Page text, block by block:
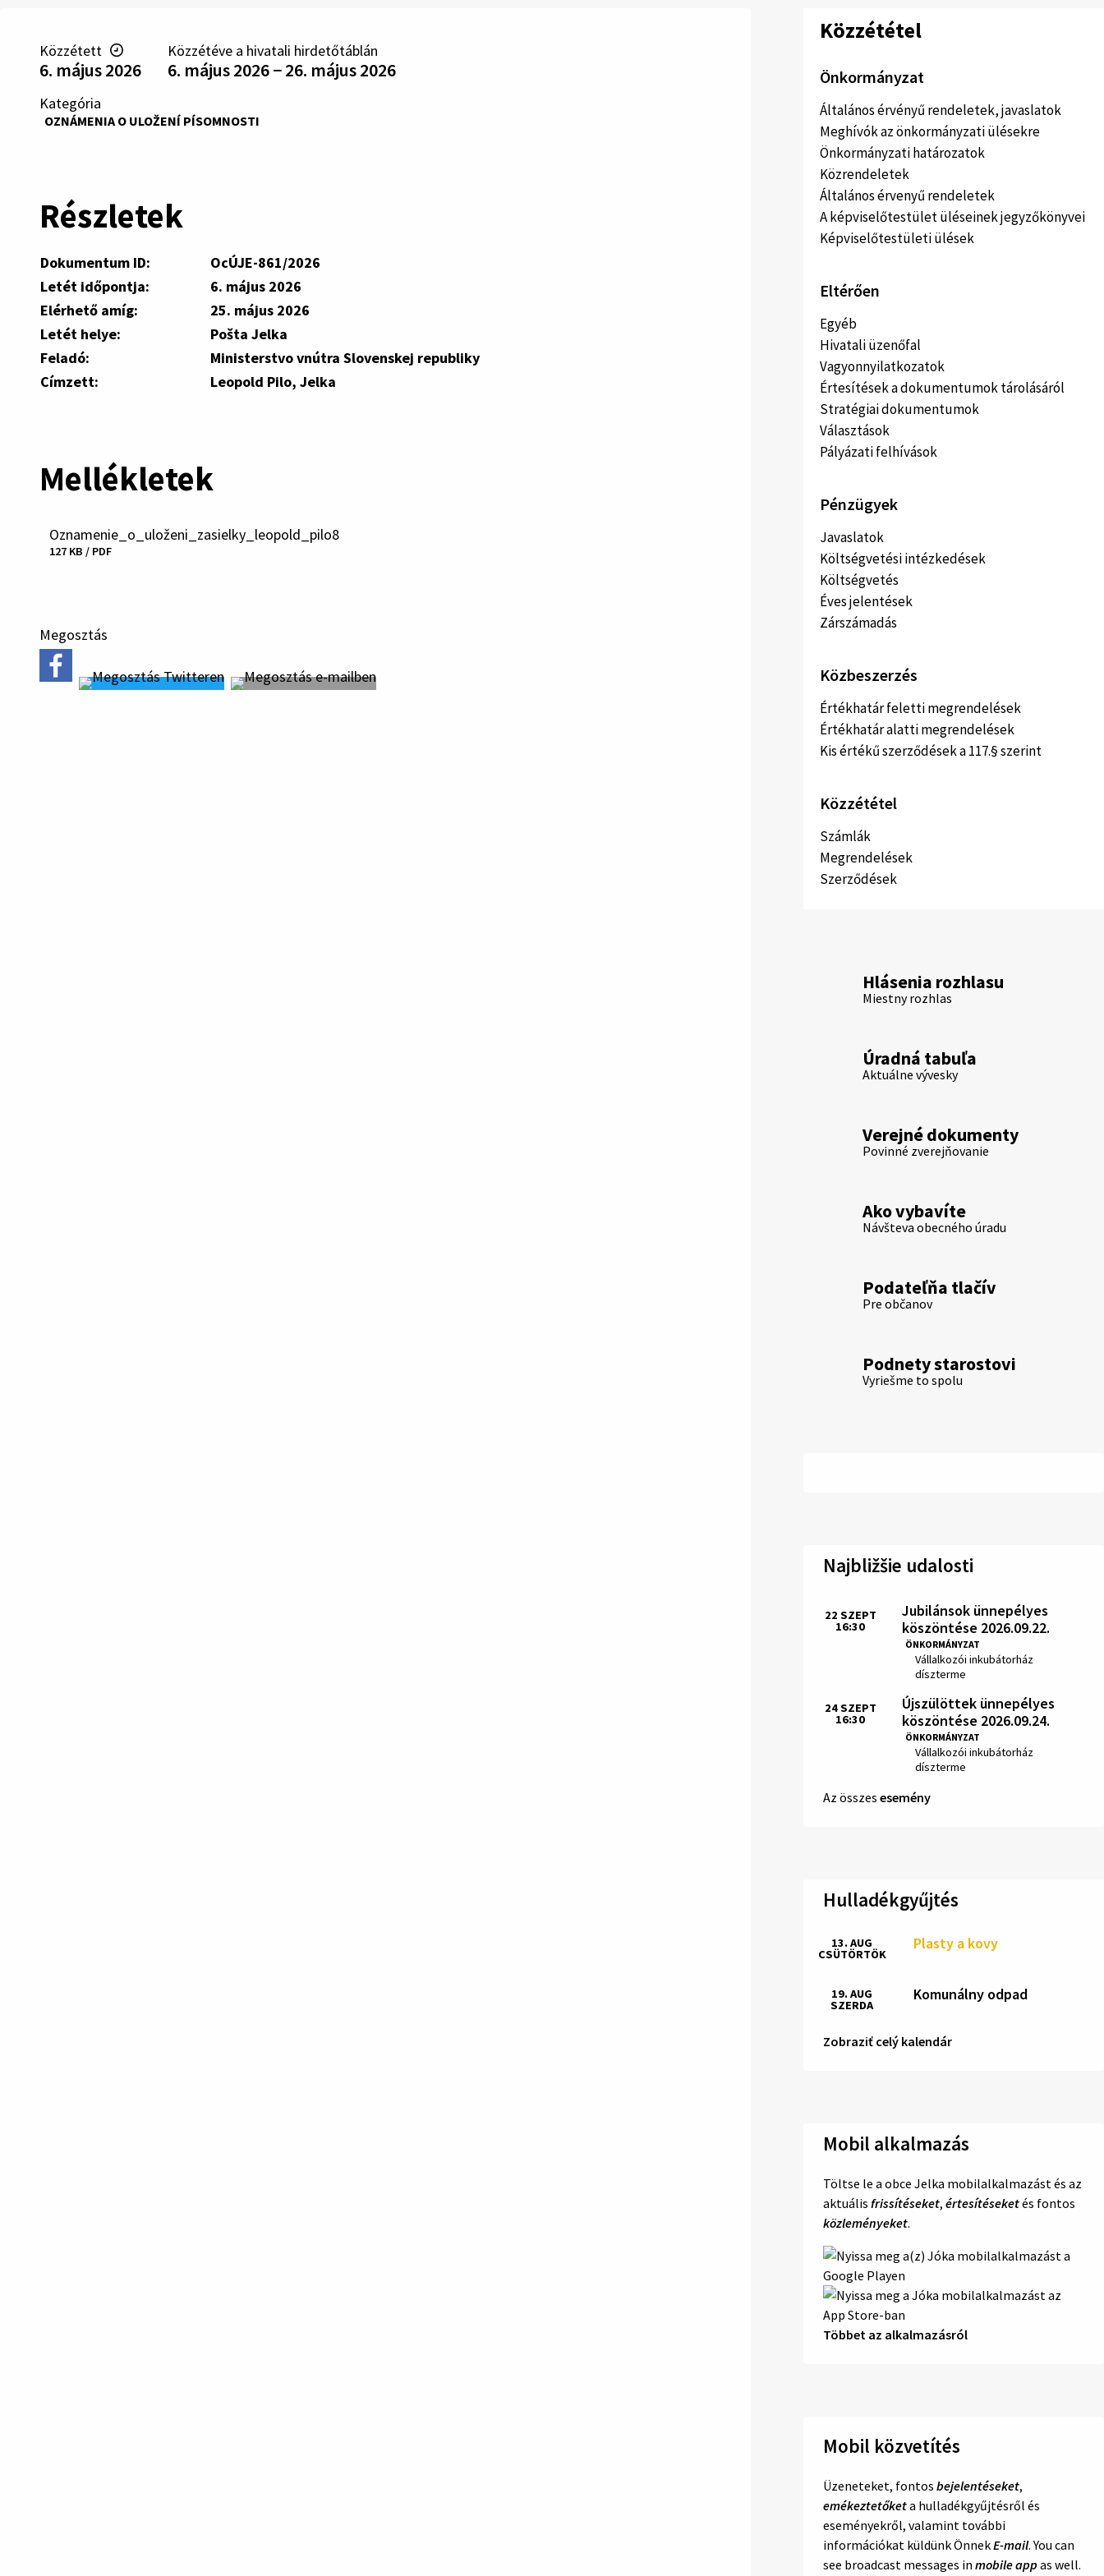
Közzétett
6. május 2026
Közzétéve a hivatali hirdetőtáblán
6. május 2026 − 26. május 2026
Kategória
OZNÁMENIA O ULOŽENÍ PÍSOMNOSTI
Részletek
Dokumentum ID:
OcÚJE-861/2026
Letét időpontja:
6. május 2026
Elérhető amíg:
25. május 2026
Letét helye:
Pošta Jelka
Feladó:
Ministerstvo vnútra Slovenskej republiky
Címzett:
Leopold Pilo, Jelka
Mellékletek
Fájl
Oznamenie_o_uloženi_zasielky_leopold_pilo8
127 KB / PDF
Megosztás
Közzététel
Önkormányzat
Általános érvényű rendeletek, javaslatok
Meghívók az önkormányzati ülésekre
Önkormányzati határozatok
Közrendeletek
Általános érvenyű rendeletek
A képviselőtestület üléseinek jegyzőkönyvei
Képviselőtestületi ülések
Eltérően
Egyéb
Hivatali üzenőfal
Vagyonnyilatkozatok
Értesítések a dokumentumok tárolásáról
Stratégiai dokumentumok
Választások
Pályázati felhívások
Pénzügyek
Javaslatok
Költségvetési intézkedések
Költségvetés
Éves jelentések
Zárszámadás
Közbeszerzés
Értékhatár feletti megrendelések
Értékhatár alatti megrendelések
Kis értékű szerződések a 117.§ szerint
Közzététel
Számlák
Megrendelések
Szerződések
Hlásenia rozhlasu
Miestny rozhlas
Úradná tabuľa
Aktuálne vývesky
Verejné dokumenty
Povinné zverejňovanie
Ako vybavíte
Návšteva obecného úradu
Podateľňa tlačív
Pre občanov
Podnety starostovi
Vyriešme to spolu
Najbližšie udalosti
Jubilánsok ünnepélyes
köszöntése 2026.09.22.
ÖNKORMÁNYZAT
Hely:
Vállalkozói inkubátorház
díszterme
Idő:
22 SZEPT
16:30
Újszülöttek ünnepélyes
köszöntése 2026.09.24.
ÖNKORMÁNYZAT
Hely:
Vállalkozói inkubátorház
díszterme
Idő:
24SZEPT
16:30
Az összes esemény
Hulladékgyűjtés
Plasty a kovy
13. AUG
CSÜTÖRTÖK
Komunálny odpad
19. AUG
SZERDA
Zobraziť celý kalendár
Mobil alkalmazás
Töltse le a obce Jelka mobilalkalmazást és az
aktuális frissítéseket, értesítéseketés fontos
közleményeket.
Többet az alkalmazásról
Mobil közvetítés
Üzeneteket, fontos bejelentéseket,
emékeztetőketa hulladékgyűjtésről és
eseményekről, valamint további
információkat küldünk ÖnnekE-mail. You can
see broadcast messages in mobile app as well.